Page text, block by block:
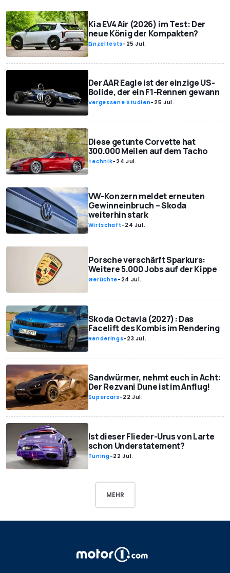
Kia EV4 Air (2026) im Test: Der
neue König der Kompakten?
Einzeltests- 25 Jul.
Der AAR Eagle ist der einzige US-
Bolide, der ein F1-Rennen gewann
Vergessene Studien- 25 Jul.
Diese getunte Corvette hat
300.000 Meilen auf dem Tacho
Technik- 24 Jul.
VW-Konzern meldet erneuten
Gewinneinbruch – Skoda
weiterhin stark
Wirtschaft- 24 Jul.
Porsche verschärft Sparkurs:
Weitere 5.000 Jobs auf der Kippe
Gerüchte- 24 Jul.
Skoda Octavia (2027): Das
Facelift des Kombis im Rendering
Renderings- 23 Jul.
Sandwürmer, nehmt euch in Acht:
Der Rezvani Dune ist im Anflug!
Supercars-22 Jul.
Ist dieser Flieder-Urus von Larte
schon Understatement?
Tuning-22 Jul.
MEHR